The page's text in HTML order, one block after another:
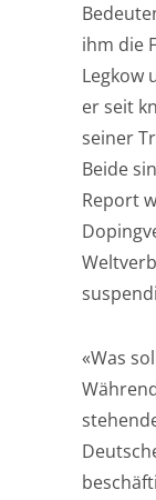
ihm die
Legkow
er seit
seiner
Beide
Report
«Was